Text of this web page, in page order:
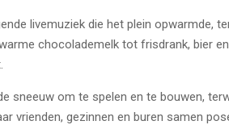
livemuziek die het plein opwarmde,
chocolademelk tot frisdrank, bier
sneeuw om te spelen en te bouwen,
vrienden, gezinnen en buren samen